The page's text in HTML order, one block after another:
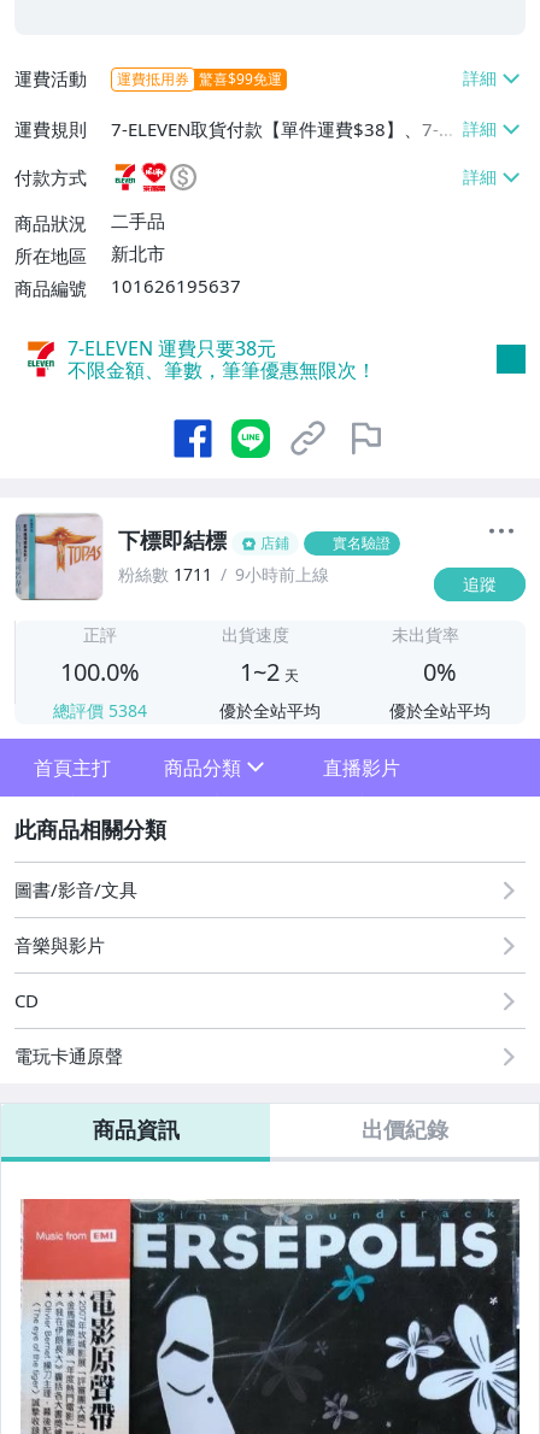
運費活動 運費抵用券 驚喜$99免運
運費規則
7-ELEVEN取貨付款【單件運費$38】、7-EL
EVEN取貨不付款【單件運費$38】、萊爾富
取貨付款【單件運費$60】
付款方式
商品狀況
二手品
所在地區
新北市
商品編號
101626195637
7-ELEVEN 運費只要38元
不限金額、筆數，筆筆優惠無限次！
下標即結標 店鋪 實名驗證
粉絲數 1711 9小時前上線 追蹤
正評
100.0%
總評價 5384
出貨速度
1~2 天
優於全站平均
未出貨率
0%
優於全站平均
首頁主打 商品分類
其它
直播影片
圖書/影音/文具
音樂與影片
CD
電玩卡通原聲
商品資訊 出價紀錄